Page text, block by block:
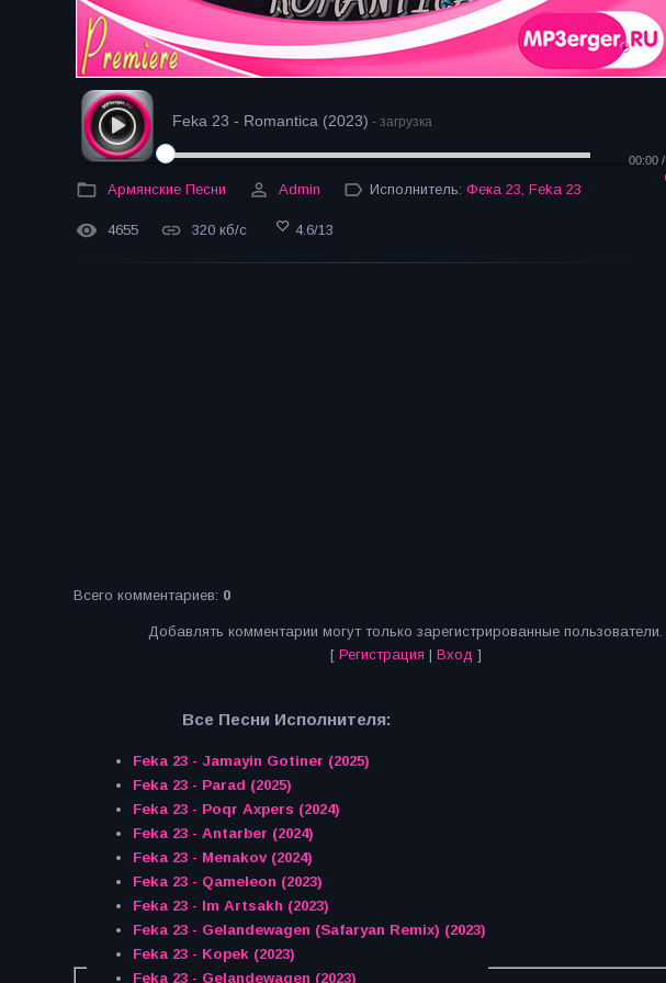
Feka 23 - Romantica (2023) - загрузка
00:00 /
Армянские Песни Admin Исполнитель: Фека 23 Feka 23
4655 320 кб/с 4.6/13
Всего комментариев: 0
Добавлять комментарии могут только зарегистрированные пользователи.
[ Регистрация | Вход ]
Все Песни Исполнителя:
Feka 23 - Jamayin Gotiner (2025)
Feka 23 - Parad (2025)
Feka 23 - Poqr Axpers (2024)
Feka 23 - Antarber (2024)
Feka 23 - Menakov (2024)
Feka 23 - Qameleon (2023)
Feka 23 - Im Artsakh (2023)
Feka 23 - Gelandewagen (Safaryan Remix) (2023)
Feka 23 - Kopek (2023)
Feka 23 - Gelandewagen (2023)